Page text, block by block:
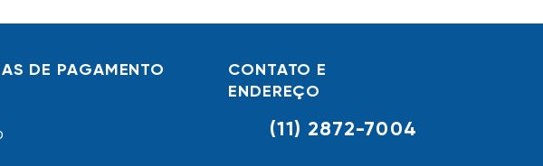
DE PAGAMENTO
CONTATO E
ENDEREÇO
(11) 2872-7004